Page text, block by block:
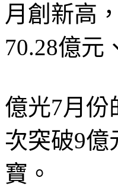
月創新高
70.28億元
億光7月份
次突破9億
寶。